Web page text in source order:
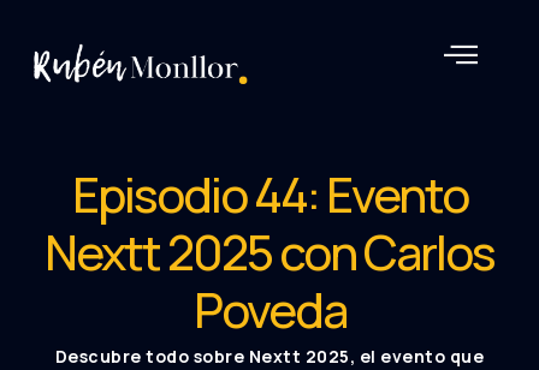
Episodio 44: Evento
Nextt 2025 con Carlos
Poveda
Descubre todo sobre Nextt 2025, el evento que